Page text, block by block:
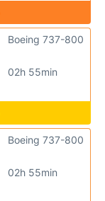
02h 55min
Boeing 737-800
02h 55min
Boeing 737-800